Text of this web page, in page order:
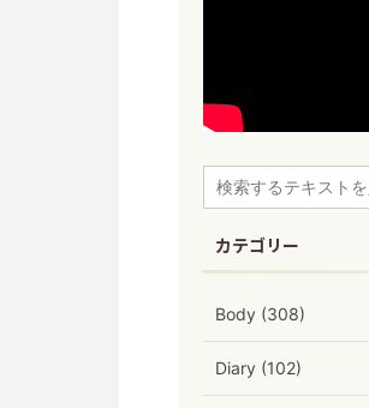
カテゴリー
Body (308)
Diary (102)